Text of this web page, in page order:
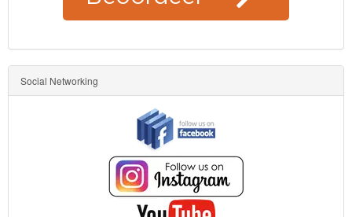
Social Networking